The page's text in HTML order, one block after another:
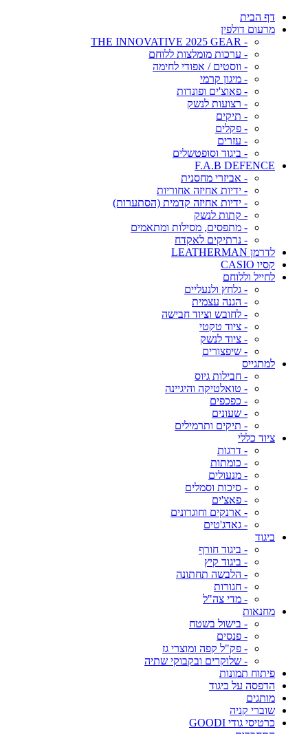
דף הבית
מרעום דולפין
- THE INNOVATIVE 2025 GEAR
- ערכות מומלצות ללוחם
- ווסטים / אפודי לחימה
- מיגון קרמי
- פאוצ'ים ופונדות
- רצועות לנשק
- תיקים
- פקלים
- עזרים
- ביגוד וסופטשלים
F.A.B DEFENCE
- אביזרי מחסנית
- ידיות אחיזה אחוריות
- ידיות אחיזה קדמית (הסתערות)
- קתות לנשק
- מתפסים, מסילות ומתאמים
- נרתיקים לאקדח
לדרמן LEATHERMAN
קסיו CASIO
לחייל וללוחם
- גלחץ ולנעליים
- הגנה עצמית
- לחובש וציוד חבישה
- ציוד טקטי
- ציוד לנשק
- שיפצורים
למתגייס
- חבילות גיוס
- טואלטיקה והיגיינה
- כפכפים
- שעונים
- תיקים ותרמילים
ציוד כללי
- דרגות
- כומתות
- מנעולים
- סיכות וסמלים
- פאצ'ים
- ארנקים וחוגרונים
- גאדג'טים
ביגוד
- ביגוד חורף
- ביגוד קיץ
- הלבשה תחתונה
- חגורות
- מדי צה"ל
מחנאות
- בישול בשטח
- פנסים
- פק"ל קפה ומוצרי גז
- שלוקרים ובקבוקי שתיה
פיתוח תמונות
הדפסה על ביגוד
מותגים
שוברי קניה
כרטיסי גודי GOODI